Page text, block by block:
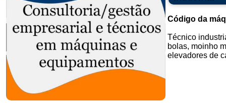
Código da
Técnico
bolas, moinho
elevadores de